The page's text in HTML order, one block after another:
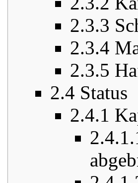
2.3.3
2.3.4
2.3.5
2.4 Status
2.4.1